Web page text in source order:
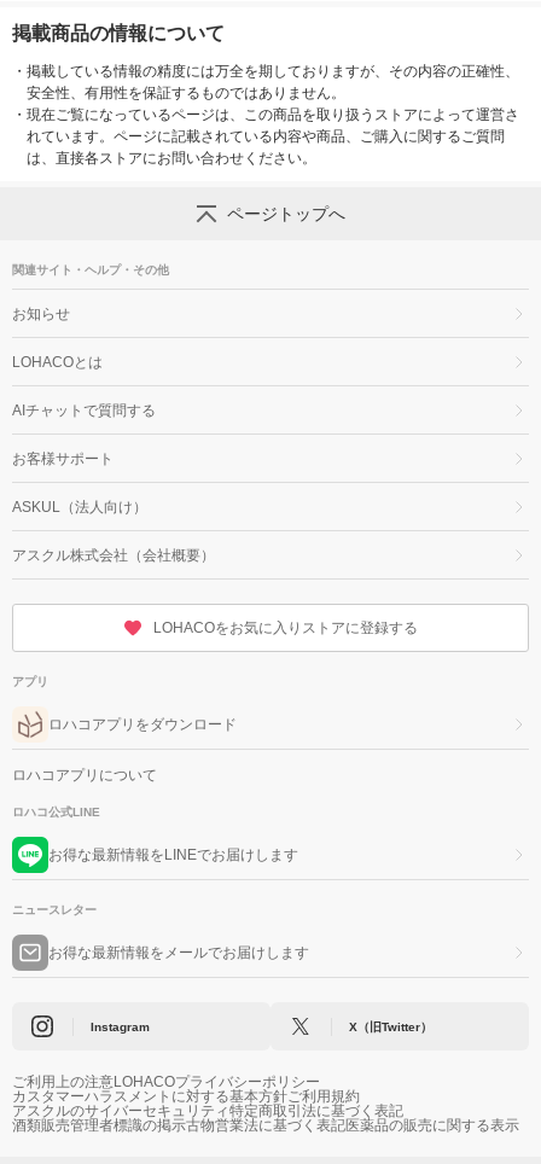
掲載商品の情報について
・ 掲載している情報の精度には万全を期しておりますが、その内容の正確性、
安全性、有用性を保証するものではありません。
・ 現在ご覧になっているページは、この商品を取り扱うストアによって運営さ
れています。ページに記載されている内容や商品、ご購入に関するご質問
は、直接各ストアにお問い合わせください。
ページトップへ
関連サイト・ヘルプ・その他
お知らせ
LOHACOとは
AIチャットで質問する
お客様サポート
ASKUL（法人向け）
アスクル株式会社（会社概要）
LOHACOをお気に入りストアに登録する
アプリ
ロハコアプリをダウンロード
ロハコアプリについて
ロハコ公式LINE
お得な最新情報をLINEでお届けします
ニュースレター
お得な最新情報をメールでお届けします
Instagram X（旧Twitter）
ご利用上の注意LOHACOプライバシーポリシー
カスタマーハラスメントに対する基本方針ご利用規約
アスクルのサイバーセキュリティ特定商取引法に基づく表記
酒類販売管理者標識の掲示古物営業法に基づく表記医薬品の販売に関する表示